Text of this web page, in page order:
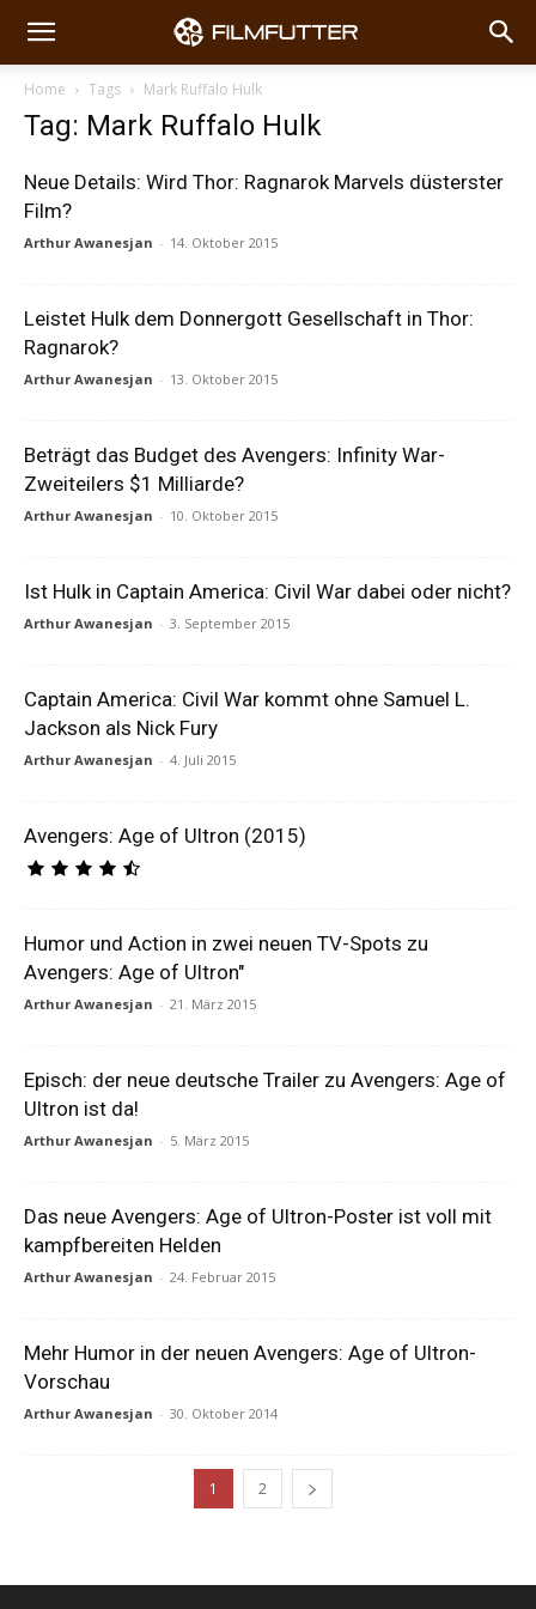
Home Tags Mark Ruffalo Hulk
Tag: Mark Ruffalo Hulk
Neue Details: Wird Thor: Ragnarok Marvels düsterster
Film?
Arthur Awanesjan - 14. Oktober 2015
Leistet Hulk dem Donnergott Gesellschaft in Thor:
Ragnarok?
Arthur Awanesjan - 13. Oktober 2015
Beträgt das Budget des Avengers: Infinity War-
Zweiteilers $1 Milliarde?
Arthur Awanesjan - 10. Oktober 2015
Ist Hulk in Captain America: Civil War dabei oder nicht?
Arthur Awanesjan - 3. September 2015
Captain America: Civil War kommt ohne Samuel L.
Jackson als Nick Fury
Arthur Awanesjan - 4. Juli 2015
Avengers: Age of Ultron (2015)
Humor und Action in zwei neuen TV-Spots zu
Avengers: Age of Ultron"
Arthur Awanesjan - 21. März 2015
Episch: der neue deutsche Trailer zu Avengers: Age of
Ultron ist da!
Arthur Awanesjan - 5. März 2015
Das neue Avengers: Age of Ultron-Poster ist voll mit
kampfbereiten Helden
Arthur Awanesjan - 24. Februar 2015
Mehr Humor in der neuen Avengers: Age of Ultron-
Vorschau
Arthur Awanesjan - 30. Oktober 2014
1 2